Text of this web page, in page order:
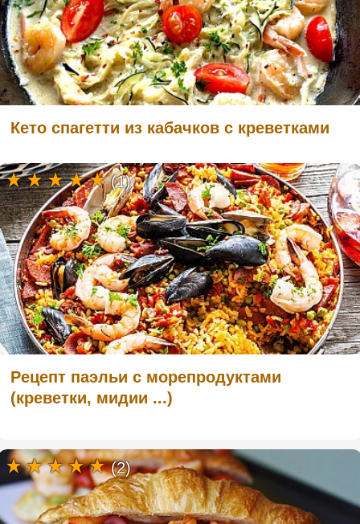
Кето спагетти из кабачков с креветками
Рецепт паэльи с морепродуктами
(креветки, мидии ...)
(1)
(2)